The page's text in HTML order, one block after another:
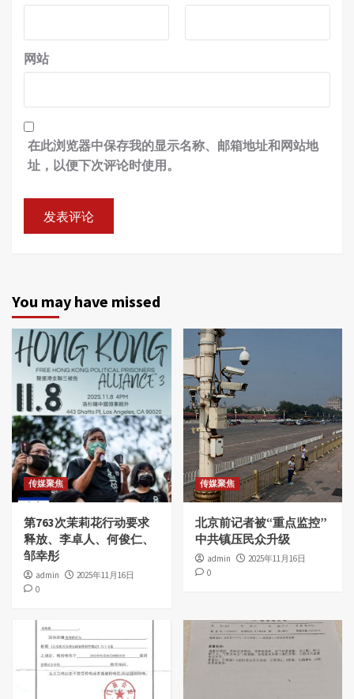
网站
在此浏览器中保存我的显示名称、邮箱地址和网站地
址，以便下次评论时使用。
You may have missed
传媒聚焦
第763次茉莉花行动要求
释放、李卓人、何俊仁、
邹幸彤
admin
2025年11月16日
0
传媒聚焦
北京前记者被“重点监控”
中共镇压民众升级
admin
2025年11月16日
0